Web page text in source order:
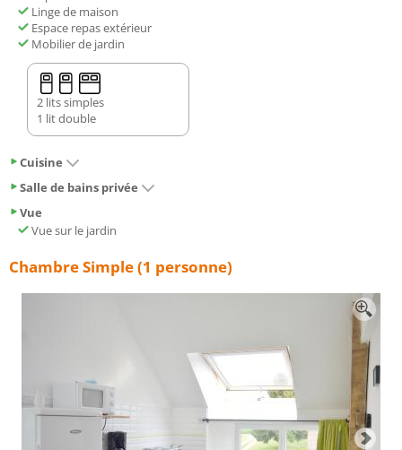
Linge de maison
Espace repas extérieur
Mobilier de jardin
2 lits simples
1 lit double
Cuisine
Salle de bains privée
Vue
Vue sur le jardin
Chambre Simple (1 personne)